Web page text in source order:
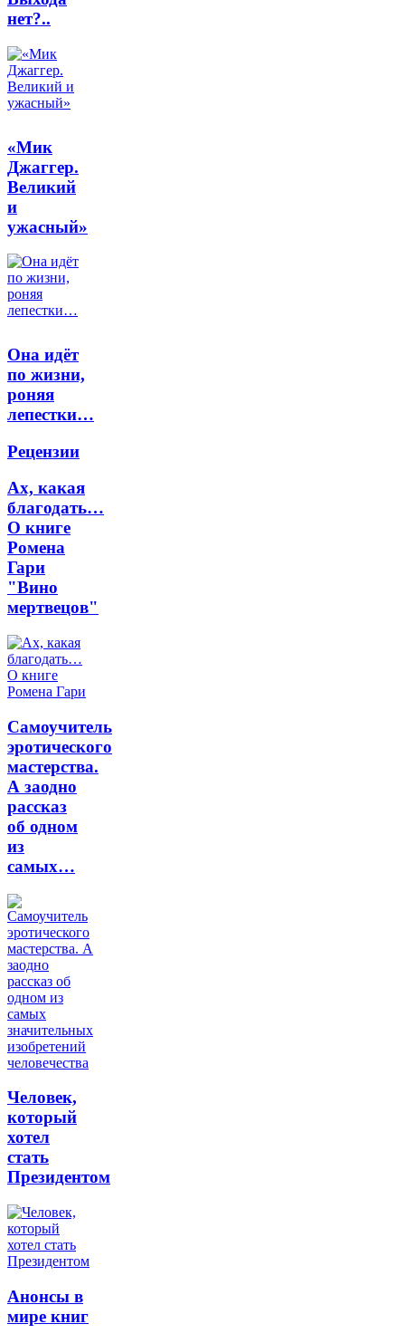
нет?..
«Мик
Джаггер.
Великий
и
ужасный»
Она идёт
по жизни,
роняя
лепестки…
Рецензии
Ах, какая
благодать…
О книге
Ромена
Гари
"Вино
мертвецов"
Самоучитель
эротического
мастерства.
А заодно
рассказ
об одном
из
самых…
Человек,
который
хотел
стать
Президентом
Анонсы в
мире книг